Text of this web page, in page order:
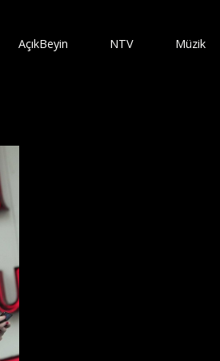
AçıkBeyin NTV Müzik